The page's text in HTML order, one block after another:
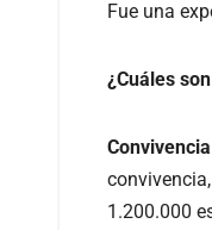
Fue una
¿Cuáles
1.200.000